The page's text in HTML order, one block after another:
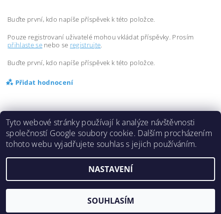
Buďte první, kdo napíše příspěvek k této položce.
Pouze registrovaní uživatelé mohou vkládat příspěvky. Prosím
přihlaste senebo se registrujte.
Buďte první, kdo napíše příspěvek k této položce.
Přidat hodnocení
2026 ©Inlinespeed.cz, všechna práva vyhrazena
Tyto webové stránky používají k analýze návštěvnosti
společností Google soubory cookie. Dalším procházením
tohoto webu vyjadřujete souhlas s jejich používáním.
NASTAVENÍ
SOUHLASÍM